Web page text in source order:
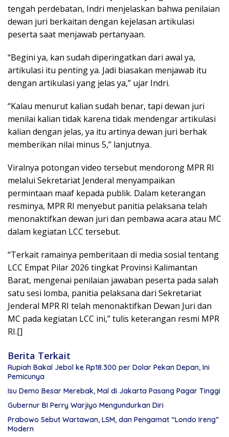
tengah perdebatan, Indri menjelaskan bahwa penilaian
dewan juri berkaitan dengan kejelasan artikulasi
peserta saat menjawab pertanyaan.
“Begini ya, kan sudah diperingatkan dari awal ya,
artikulasi itu penting ya. Jadi biasakan menjawab itu
dengan artikulasi yang jelas ya,” ujar Indri.
“Kalau menurut kalian sudah benar, tapi dewan juri
menilai kalian tidak karena tidak mendengar artikulasi
kalian dengan jelas, ya itu artinya dewan juri berhak
memberikan nilai minus 5,” lanjutnya.
Viralnya potongan video tersebut mendorong MPR RI
melalui Sekretariat Jenderal menyampaikan
permintaan maaf kepada publik. Dalam keterangan
resminya, MPR RI menyebut panitia pelaksana telah
menonaktifkan dewan juri dan pembawa acara atau MC
dalam kegiatan LCC tersebut.
“Terkait ramainya pemberitaan di media sosial tentang
LCC Empat Pilar 2026 tingkat Provinsi Kalimantan
Barat, mengenai penilaian jawaban peserta pada salah
satu sesi lomba, panitia pelaksana dari Sekretariat
Jenderal MPR RI telah menonaktifkan Dewan Juri dan
MC pada kegiatan LCC ini,” tulis keterangan resmi MPR
RI.[]
Berita Terkait
Rupiah Bakal Jebol ke Rp18.300 per Dolar Pekan Depan, Ini
Pemicunya
Isu Demo Besar Merebak, Mal di Jakarta Pasang Pagar Tinggi
Gubernur BI Perry Warjiyo Mengundurkan Diri
Prabowo Sebut Wartawan, LSM, dan Pengamat “Londo Ireng”
Modern